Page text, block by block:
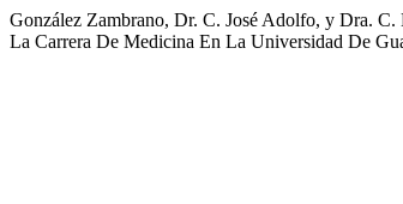
González Zambrano, Dr. C. José Adolfo, y Dra.
La Carrera De Medicina En La Universidad De